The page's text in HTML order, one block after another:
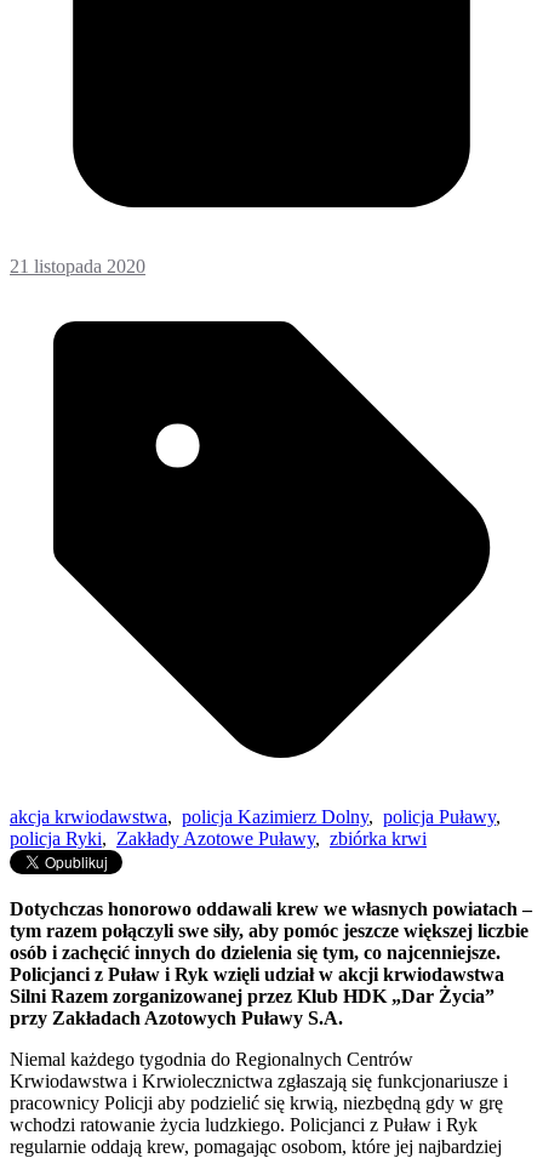
21 listopada 2020
akcja krwiodawstwa, policja Kazimierz Dolny, policja Puławy,
policja Ryki, Zakłady Azotowe Puławy, zbiórka krwi
Dotychczas honorowo oddawali krew we własnych powiatach –
tym razem połączyli swe siły, aby pomóc jeszcze większej liczbie
osób i zachęcić innych do dzielenia się tym, co najcenniejsze.
Policjanci z Puław i Ryk wzięli udział w akcji krwiodawstwa
Silni Razem zorganizowanej przez Klub HDK „Dar Życia”
przy Zakładach Azotowych Puławy S.A.
Niemal każdego tygodnia do Regionalnych Centrów
Krwiodawstwa i Krwiolecznictwa zgłaszają się funkcjonariusze i
pracownicy Policji aby podzielić się krwią, niezbędną gdy w grę
wchodzi ratowanie życia ludzkiego. Policjanci z Puław i Ryk
regularnie oddają krew, pomagając osobom, które jej najbardziej